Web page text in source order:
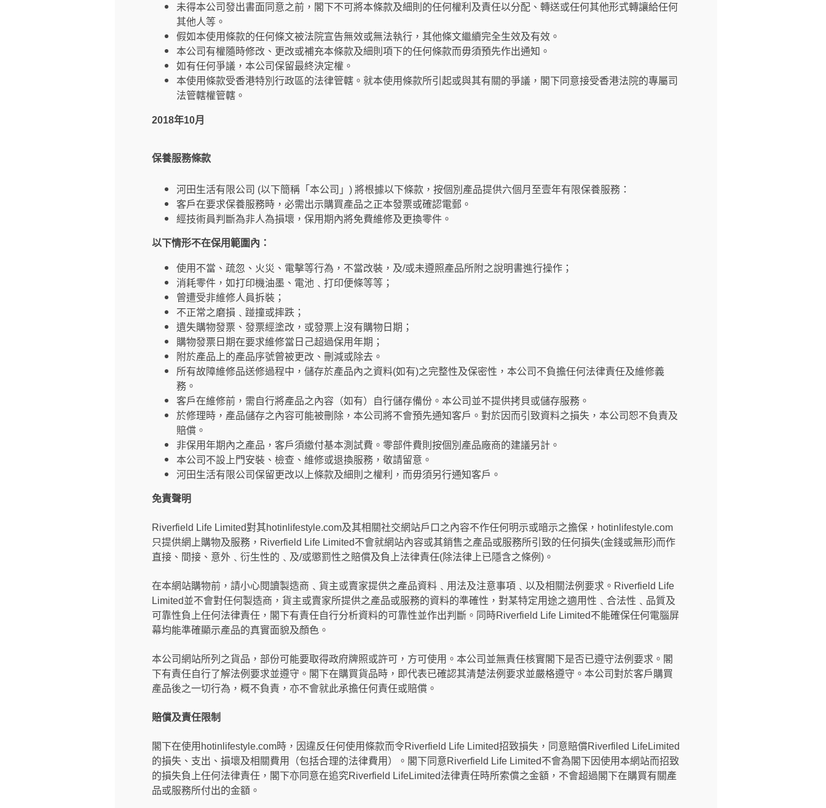
未得本公司發出書面同意之前，閣下不可將本條款及細則的任何權利及責任以分配、轉送或任何其他形式轉讓給任何
其他人等。
假如本使用條款的任何條文被法院宣告無效或無法執行，其他條文繼續完全生效及有效。
本公司有權隨時修改、更改或補充本條款及細則項下的任何條款而毋須預先作出通知。
如有任何爭議，本公司保留最終決定權。
本使用條款受香港特別行政區的法律管轄。就本使用條款所引起或與其有關的爭議，閣下同意接受香港法院的專屬司
法管轄權管轄。
2018年10月
保養服務條款
河田生活有限公司 (以下簡稱「本公司」) 將根據以下條款，按個別產品提供六個月至壹年有限保養服務：
客戶在要求保養服務時，必需出示購買產品之正本發票或確認電郵。
經技術員判斷為非人為損壞，保用期內將免費維修及更換零件。
以下情形不在保用範圍內：
使用不當、疏忽、火災、電擊等行為，不當改裝，及/或未遵照產品所附之說明書進行操作；
消耗零件，如打印機油墨、電池﹑打印便條等等；
曾遭受非維修人員拆裝；
不正常之磨損﹑踫撞或摔跌；
遺失購物發票、發票經塗改，或發票上沒有購物日期；
購物發票日期在要求維修當日己超過保用年期；
附於產品上的產品序號曾被更改、刪減或除去。
所有故障維修品送修過程中，儲存於產品內之資料(如有)之完整性及保密性，本公司不負擔任何法律責任及維修義
務。
客戶在維修前，需自行將產品之內容（如有）自行儲存備份。本公司並不提供拷貝或儲存服務。
於修理時，產品儲存之內容可能被刪除，本公司將不會預先通知客戶。對於因而引致資料之損失，本公司恕不負責及
賠償。
非保用年期內之產品，客戶須繳付基本測試費。零部件費則按個別產品廠商的建議另計。
本公司不設上門安裝、檢查、維修或退換服務，敬請留意。
河田生活有限公司保留更改以上條款及細則之權利，而毋須另行通知客戶。
免責聲明
Riverfield Life Limited對其hotinlifestyle.com及其相關社交網站戶口之內容不作任何明示或暗示之擔保，hotinlifestyle.com
只提供網上購物及服務，Riverfield Life Limited不會就網站內容或其銷售之產品或服務所引致的任何損失(金錢或無形)而作
直接、間接、意外﹑衍生性的﹑及/或懲罰性之賠償及負上法律責任(除法律上已隱含之條例)。
在本網站購物前，請小心閱讀製造商﹑貨主或賣家提供之產品資料﹑用法及注意事項﹑以及相關法例要求。Riverfield Life
Limited並不會對任何製造商，貨主或賣家所提供之產品或服務的資料的準確性，對某特定用途之適用性﹑合法性﹑品質及
可靠性負上任何法律責任，閣下有責任自行分析資料的可靠性並作出判斷。同時Riverfield Life Limited不能確保任何電腦屏
幕均能準確顯示產品的真實面貌及顏色。
本公司網站所列之貨品，部份可能要取得政府牌照或許可，方可使用。本公司並無責任核實閣下是否已遵守法例要求。閣
下有責任自行了解法例要求並遵守。閣下在購買貨品時，即代表已確認其清楚法例要求並嚴格遵守。本公司對於客戶購買
產品後之一切行為，概不負責，亦不會就此承擔任何責任或賠償。
賠償及責任限制
閣下在使用hotinlifestyle.com時，因違反任何使用條款而令Riverfield Life Limited招致損失，同意賠償Riverfiled LifeLimited
的損失、支出、損壞及相關費用（包括合理的法律費用）。閣下同意Riverfield Life Limited不會為閣下因使用本網站而招致
的損失負上任何法律責任，閣下亦同意在追究Riverfield LifeLimited法律責任時所索償之金額，不會超過閣下在購買有關產
品或服務所付出的金額。